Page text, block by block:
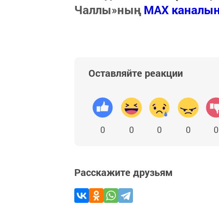
Чаллы»ныңMAX
Оставляйте реакции
0 0 0 0 0
Расскажите друзьям